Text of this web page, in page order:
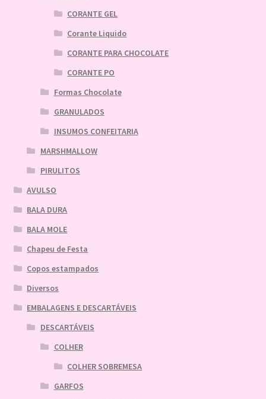
CORANTE GEL
Corante Liquido
CORANTE PARA CHOCOLATE
CORANTE PO
Formas Chocolate
GRANULADOS
INSUMOS CONFEITARIA
MARSHMALLOW
PIRULITOS
AVULSO
BALA DURA
BALA MOLE
Chapeu de Festa
Copos estampados
Diversos
EMBALAGENS E DESCARTÁVEIS
DESCARTÁVEIS
COLHER
COLHER SOBREMESA
GARFOS